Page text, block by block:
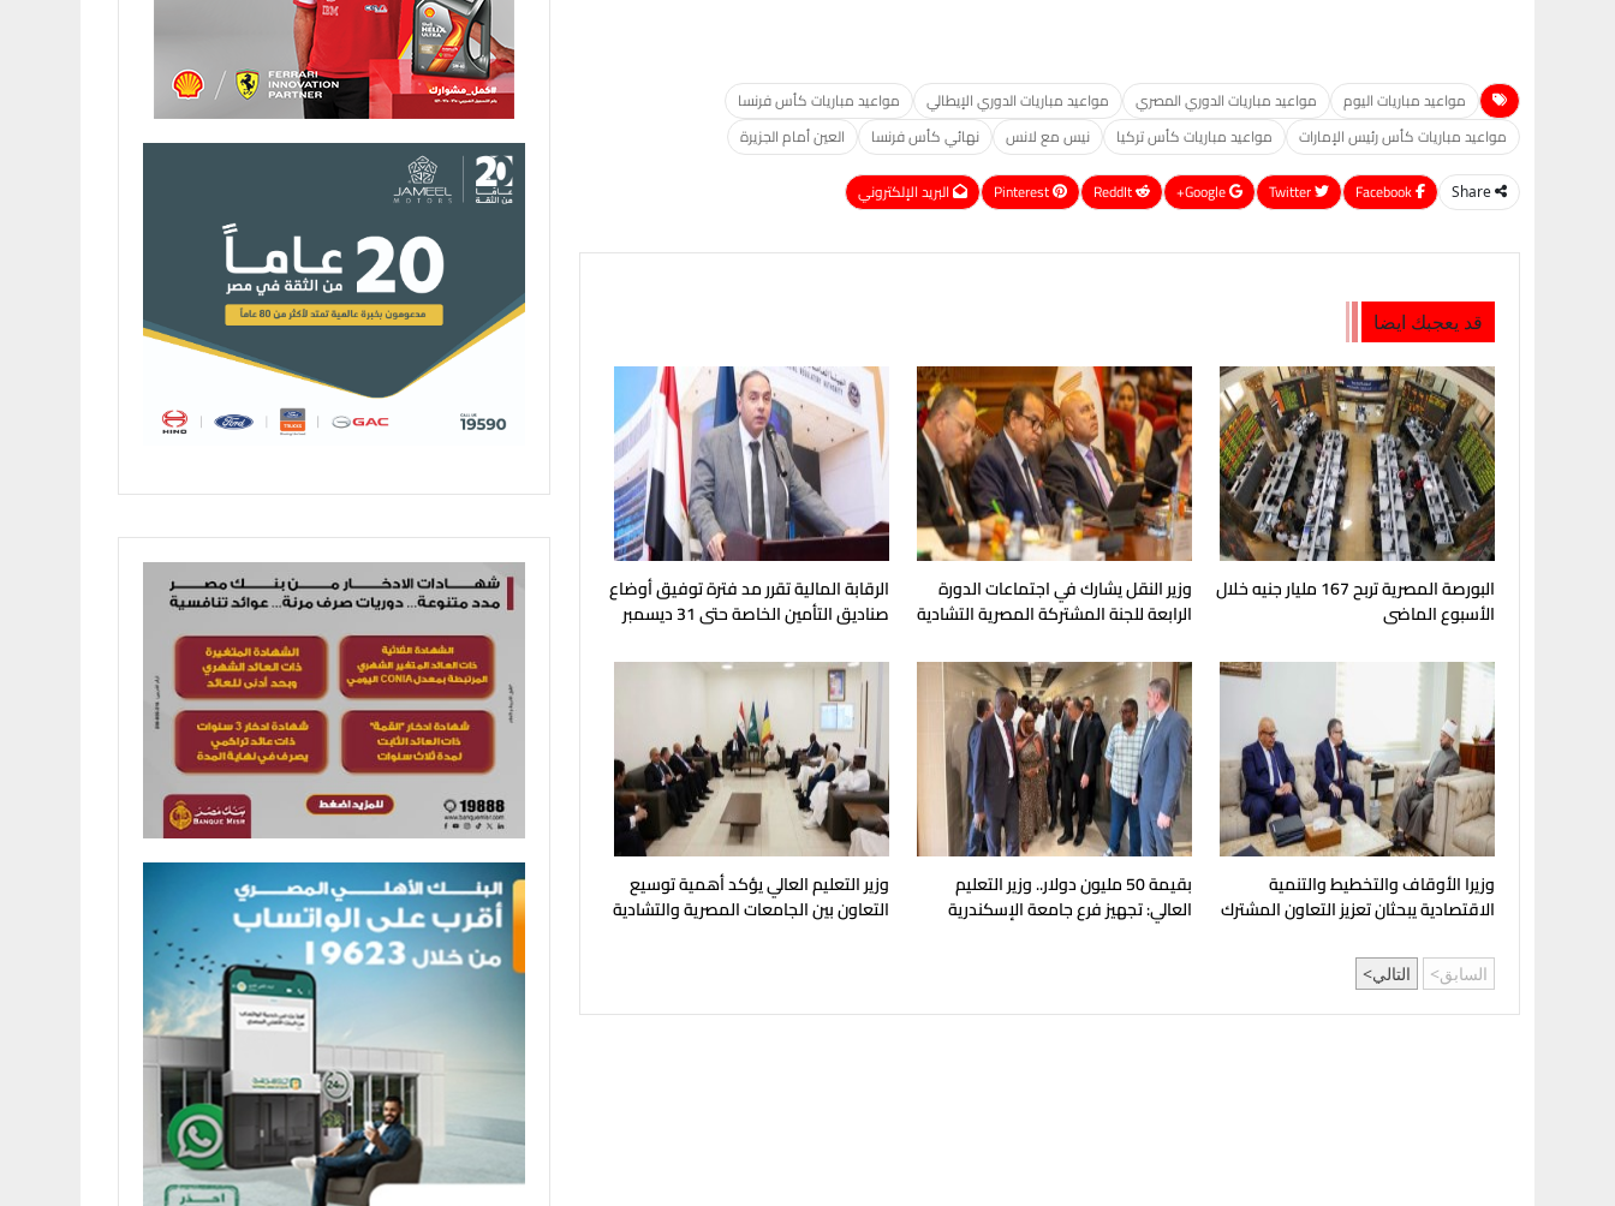
مواعيد مباريات اليوم مواعيد مباريات الدوري المصري مواعيد مباريات الدوري الإيطالي
مواعيد مباريات كأس فرنسا
مواعيد مباريات كأس رئيس الإمارات
مواعيد مباريات كأس تركيا نيس مع لانس نهائي كأس فرنسا العين أمام الجزيرة
Share
Google+
ReddIt
Pinterest البريد الإلكتروني
قد يعجبك ايضا
البورصة المصرية تربح 167 مليار جنيه خلال
الأسبوع الماضى
وزير النقل يشارك في اجتماعات الدورة
الرابعة للجنة المشتركة المصرية التشادية
الرقابة المالية تقرر مد فترة توفيق أوضاع
صناديق التأمين الخاصة حتى 31 ديسمبر
وزيرا الأوقاف والتخطيط والتنمية
الاقتصادية يبحثان تعزيز التعاون المشترك
بقيمة 50 مليون دولار.. وزير التعليم
العالي: تجهيز فرع جامعة الإسكندرية
وزير التعليم العالي يؤكد أهمية توسيع
التعاون بين الجامعات المصرية والتشادية
السابق التالي